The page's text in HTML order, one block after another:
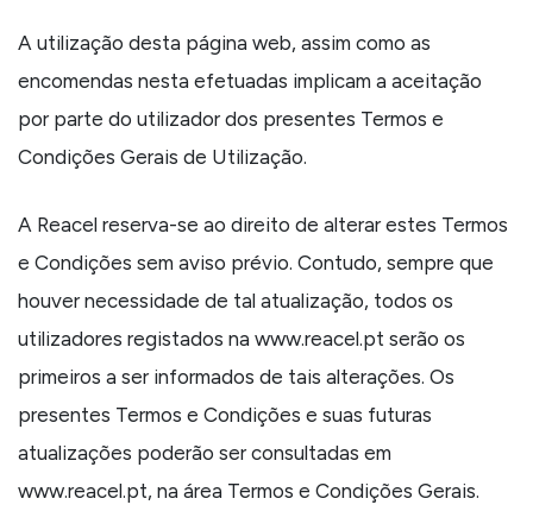
A utilização desta página web, assim como as
encomendas nesta efetuadas implicam a aceitação
por parte do utilizador dos presentes Termos e
Condições Gerais de Utilização.
A Reacel reserva-se ao direito de alterar estes Termos
e Condições sem aviso prévio. Contudo, sempre que
houver necessidade de tal atualização, todos os
utilizadores registados na www.reacel.pt serão os
primeiros a ser informados de tais alterações. Os
presentes Termos e Condições e suas futuras
atualizações poderão ser consultadas em
www.reacel.pt, na área Termos e Condições Gerais.